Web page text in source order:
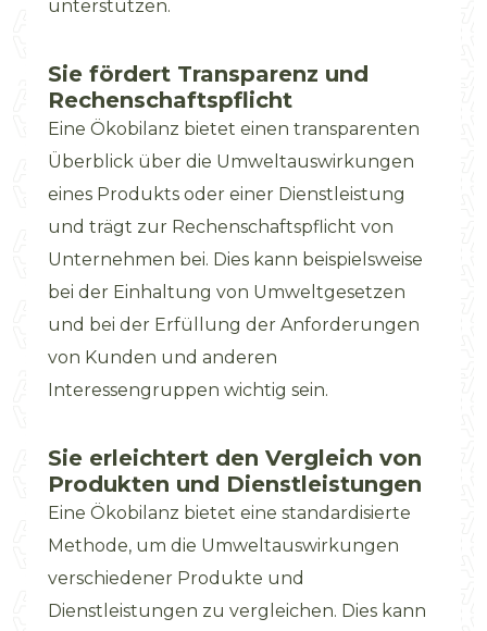
unterstützen.
Sie fördert Transparenz und
Rechenschaftspflicht
Eine Ökobilanz bietet einen transparenten
Überblick über die Umweltauswirkungen
eines Produkts oder einer Dienstleistung
und trägt zur Rechenschaftspflicht von
Unternehmen bei. Dies kann beispielsweise
bei der Einhaltung von Umweltgesetzen
und bei der Erfüllung der Anforderungen
von Kunden und anderen
Interessengruppen wichtig sein.
Sie erleichtert den Vergleich von
Produkten und Dienstleistungen
Eine Ökobilanz bietet eine standardisierte
Methode, um die Umweltauswirkungen
verschiedener Produkte und
Dienstleistungen zu vergleichen. Dies kann